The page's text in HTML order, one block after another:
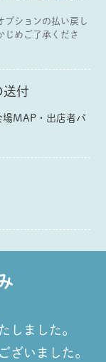
プションの払い戻し
じめご了承くださ
送付
場MAP・出店者パ
しました。
ざいました。